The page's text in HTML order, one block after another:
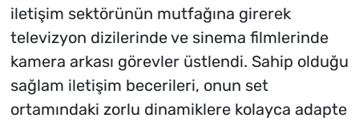
iletişim sektörünün mutfağına girerek
televizyon dizilerinde ve sinema filmlerinde
kamera arkası görevler üstlendi. Sahip olduğu
sağlam iletişim becerileri, onun set
ortamındaki zorlu dinamiklere kolayca adapte